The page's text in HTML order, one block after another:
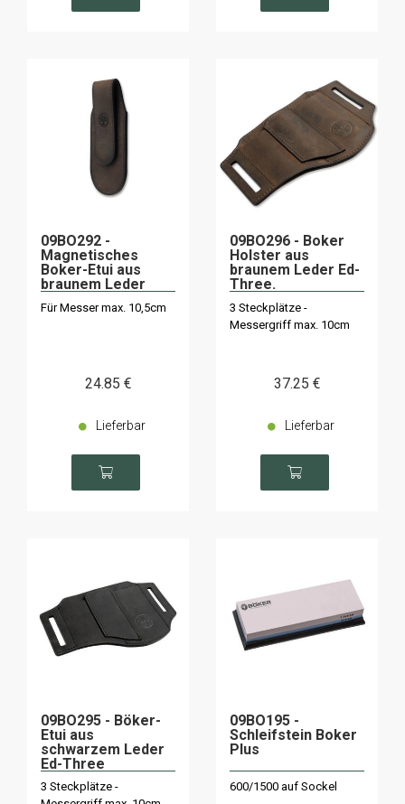
09BO292 -
Magnetisches
Boker-Etui aus
braunem Leder
Für Messer max. 10,5cm
24.85 €
Lieferbar
09BO296 - Boker
Holster aus
braunem Leder Ed-
Three.
3 Steckplätze -
Messergriff max. 10cm
37.25 €
Lieferbar
09BO295 - Böker-
Etui aus
schwarzem Leder
Ed-Three
3 Steckplätze -
09BO195 -
Schleifstein Boker
Plus
600/1500 auf Sockel